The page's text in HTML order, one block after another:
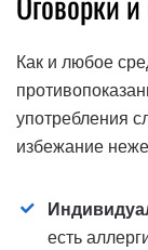
Как и любое
употребления
избежание
есть